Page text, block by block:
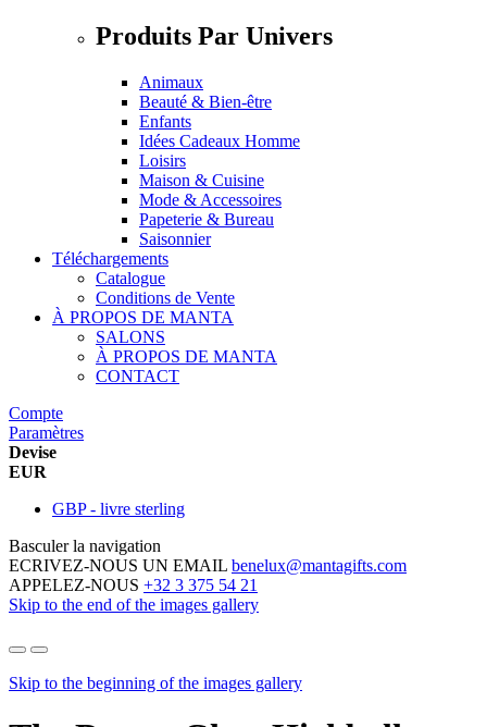
Produits Par Univers
Animaux
Beauté & Bien-être
Enfants
Idées Cadeaux Homme
Loisirs
Maison & Cuisine
Mode & Accessoires
Papeterie & Bureau
Saisonnier
Téléchargements
Catalogue
Conditions de Vente
À PROPOS DE MANTA
SALONS
À PROPOS DE MANTA
CONTACT
Compte
Paramètres
Devise
EUR
GBP - livre sterling
Basculer la navigation
ECRIVEZ-NOUS UN EMAIL benelux@mantagifts.com
APPELEZ-NOUS +32 3 375 54 21
Skip to the end of the images gallery
Skip to the beginning of the images gallery